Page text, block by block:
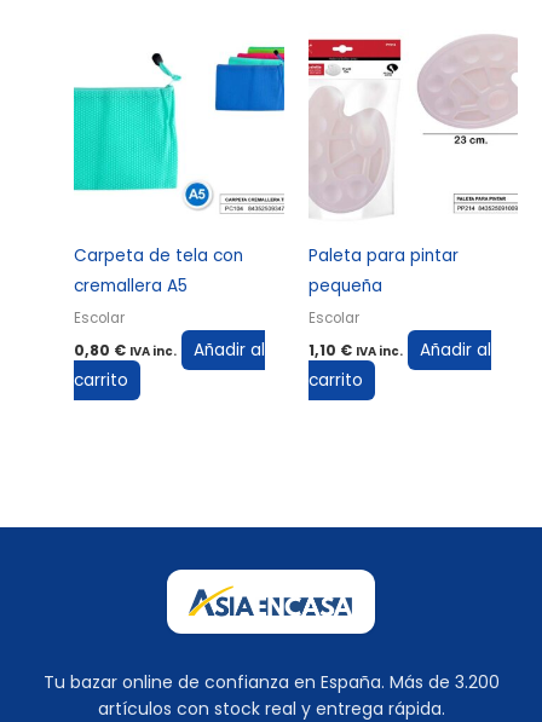
Carpeta de tela con
cremallera A5
Escolar
0,80 € IVA inc.
Añadir al
carrito
Paleta para pintar
pequeña
Escolar
1,10 € IVA inc.
Añadir al
carrito
Tu bazar online de confianza en España. Más de 3.200
artículos con stock real y entrega rápida.